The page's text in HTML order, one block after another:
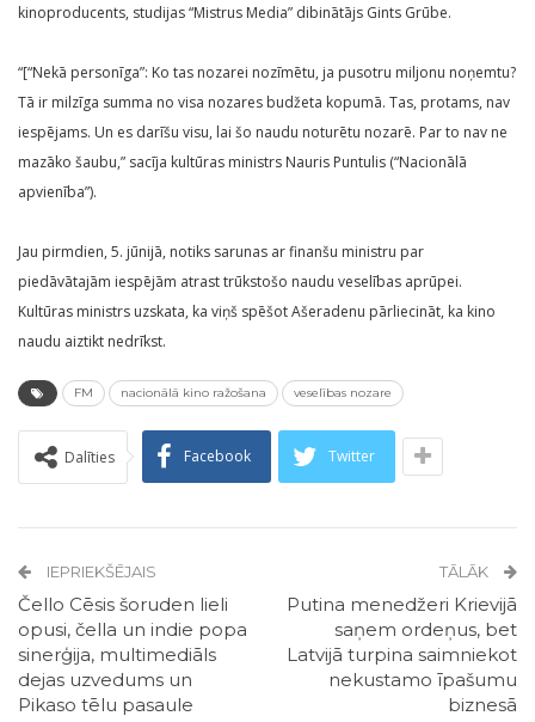
kinoproducents, studijas “Mistrus Media” dibinātājs Gints Grūbe.
“[“Nekā personīga”: Ko tas nozarei nozīmētu, ja pusotru miljonu noņemtu?
Tā ir milzīga summa no visa nozares budžeta kopumā. Tas, protams, nav
iespējams. Un es darīšu visu, lai šo naudu noturētu nozarē. Par to nav ne
mazāko šaubu,” sacīja kultūras ministrs Nauris Puntulis (“Nacionālā
apvienība”).
Jau pirmdien, 5. jūnijā, notiks sarunas ar finanšu ministru par
piedāvātajām iespējām atrast trūkstošo naudu veselības aprūpei.
Kultūras ministrs uzskata, ka viņš spēšot Ašeradenu pārliecināt, ka kino
naudu aiztikt nedrīkst.
FM nacionālā kino ražošana veselības nozare
Dalīties Facebook Twitter
IEPRIEKŠĒJAIS
Čello Cēsis šoruden lieli
opusi, čella un indie popa
sinerģija, multimediāls
dejas uzvedums un
Pikaso tēlu pasaule
TĀLĀK
Putina menedžeri Krievijā
saņem ordeņus, bet
Latvijā turpina saimniekot
nekustamo īpašumu
biznesā